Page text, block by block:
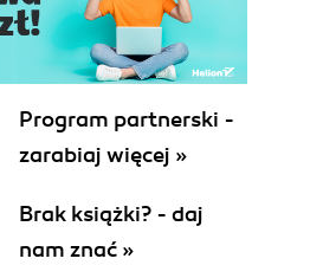
Program partnerski -
zarabiaj więcej »
Brak książki? - daj
nam znać »